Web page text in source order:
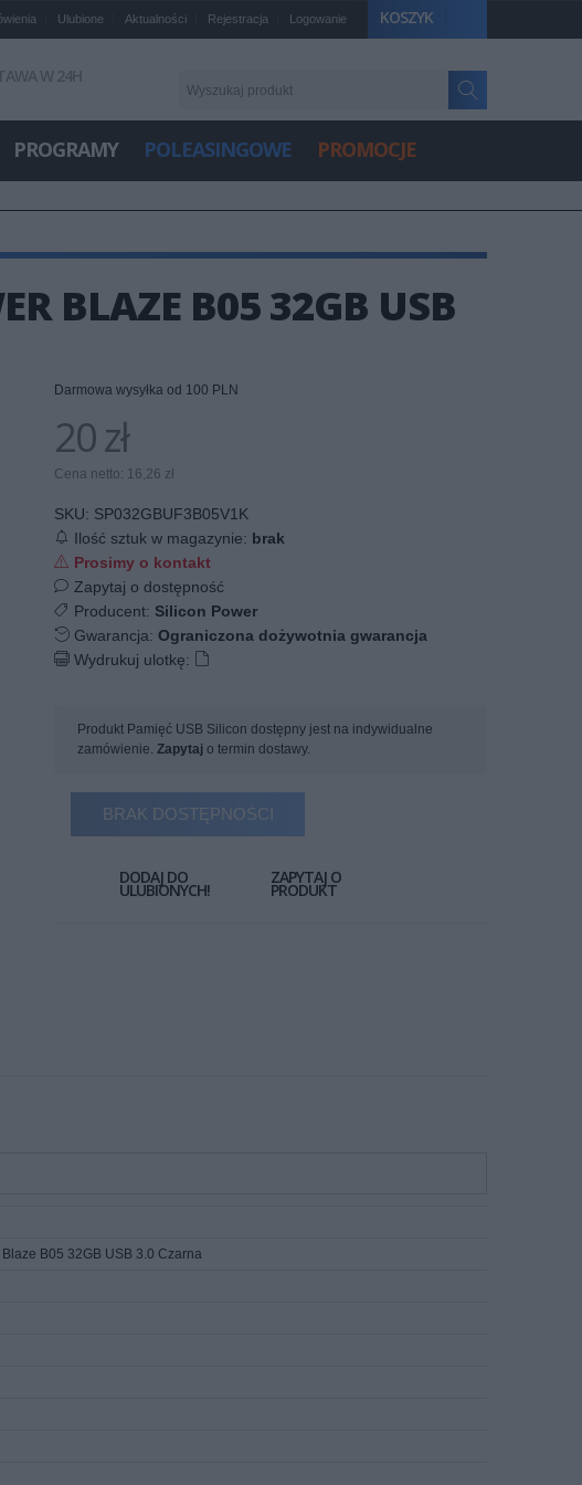
KOSZYK
Ulubione Aktualności Rejestracja Logowanie
W 24H
PROGRAMY POLEASINGOWE PROMOCJE
BLAZE B05 32GB USB
Darmowa wysyłka od 100 PLN
20 zł
Cena netto: 16,26 zł
SKU: SP032GBUF3B05V1K
Ilość sztuk w magazynie: brak
Prosimy o kontakt
Zapytaj o dostępność
Producent: Silicon Power
Gwarancja: Ograniczona dożywotnia gwarancja
Wydrukuj ulotkę:
Produkt Pamięć USB Silicon dostępny jest na indywidualne
zamówienie. Zapytaj o termin dostawy.
BRAK DOSTĘPNOŚCI
DODAJ DO
ULUBIONYCH!
ZAPYTAJ O
PRODUKT
B05 32GB USB 3.0 Czarna